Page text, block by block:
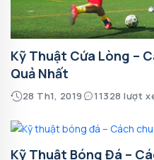
Kỹ Thuật Cứa Lòng –
Quả Nhất
28 Th1, 2019 11328 lượt
Kỹ Thuật Bóng Đá –